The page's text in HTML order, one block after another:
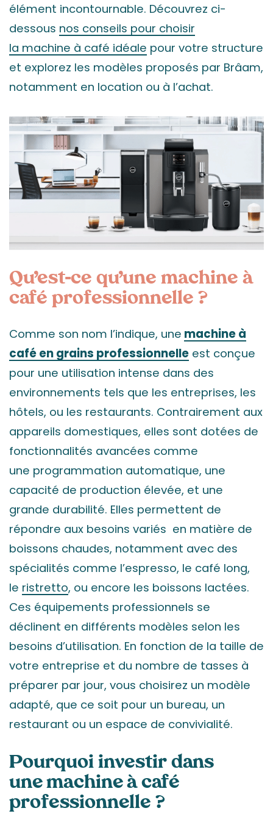
élément incontournable. Découvrez ci-
dessous nos conseils pour choisir
la machine à café idéale pour votre structure
et explorez les modèles proposés par Brâam,
notamment en location ou à l’achat.
Qu’est-ce qu’une machine à
café professionnelle ?
Comme son nom l’indique, une machine à
café en grains professionnelle est conçue
pour une utilisation intense dans des
environnements tels que les entreprises, les
hôtels, ou les restaurants. Contrairement aux
appareils domestiques, elles sont dotées de
fonctionnalités avancées comme
une programmation automatique, une
capacité de production élevée, et une
grande durabilité. Elles permettent de
répondre aux besoins variés en matière de
boissons chaudes, notamment avec des
spécialités comme l’espresso, le café long,
le ristretto, ou encore les boissons lactées.
Ces équipements professionnels se
déclinent en différents modèles selon les
besoins d’utilisation. En fonction de la taille de
votre entreprise et du nombre de tasses à
préparer par jour, vous choisirez un modèle
adapté, que ce soit pour un bureau, un
restaurant ou un espace de convivialité.
Pourquoi investir dans
une machine à café
professionnelle ?